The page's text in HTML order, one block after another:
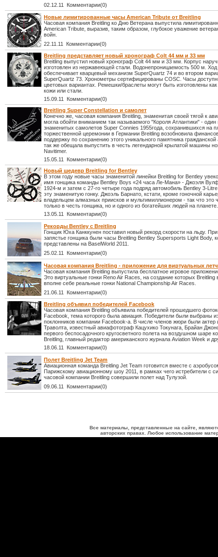
02.12.11 Комментарии(0)
Новые лимитированные часы American Tribute от Breitling
Часовая компания Breitling ко Дню Ветерана выпустила
American Tribute, выразив, таким образом, глубокое уважение
войн.
22.11.11 Комментарии(0)
Breitling представляет новый хронограф Colt 44 мм и 33 мм
Breitling выпустил новый хронограф Colt 44 мм и 33 мм. Корпус
изготовлен из нержавеющей стали. Водонепроницаемость 500 м.
обеспечивает кварцевый механизм SuperQuartz 74 и во втором
SuperQuartz 73. Хронометры сертифицированы COSC. Часы
цветовых вариантах. Ремешки/браслеты могут быть изготовлены как
кожи или стали.
15.09.11 Комментарии(0)
Breitling Super Constellation и самолет
Конечно же, часовая компания Breitling, знаменитая своей тягой к
могла обойти вниманием так называемого "Короля Атлантики" - один
знаменитых самолетов Super Connies 1955года, сохранившихся на
торжественной церемонии в Германии Breitling возобновила
поддержку по сохранению этого уникального памятника гражданской
так же обещала выпустить в честь легендарной крылатой машины
Navitimer.
15.05.11 Комментарии(0)
Новый шедевр Breitling for Bentley
В этом году новые часы знаменитой линейки Breitling for Bentley
имя гонщика команды Bentley Boys «24 часа Ле-Мана» - Джоэля
1924-м и затем с 27-го четыре года подряд автомобиль Bentley 3-
эту знаменитую гонку. Джоэль Барнато, кстати, кроме гоночной
владельцем алмазных приисков и мультимиллионером - так что это
только в честь гонщика, но и одного из богатейших людей на планете.
13.05.11 Комментарии(0)
Рекорды Bentley с Breitling
Гонщик Юха Канккунен поставил новый рекорд скорости на льду.
запястье гонщика были часы Breitling Bentley Supersports Light Body,
представлены на BaselWorld 2011.
25.02.11 Комментарии(0)
Часовая компания Breitling - приложение для виртуальных
Часовая компания Breitling выпустила бесплатное игровое
Это виртуальные гонки Reno Air Races, на создание которых Breitling
вполне себе реальные гонки National Championship Air Races.
21.06.11 Комментарии(0)
Breitling объявил победителей Facebook
Часовая компания Breitling объявила победителей прошедшего
Facebook, тема которого была авиация. Победители были выбраны
поклонников компании Facebook-а. В числе членов жюри были актер
Траволта, известный авиафотограф Кацухико Токунага, Брайан
первого беспосадочного кругосветного полета на воздушном шаре
Breitling, главный редактор американского журнала Aviation Week и
18.06.11 Комментарии(0)
Полет Breitling Jet Team
Авиационная команда Breitling Jet Team готовится вместе с
Парижскому авиационному шоу 2011, в рамках чего истребители с
часовой компании Breitling совершили полет над Тулузой.
09.06.11 Комментарии(0)
Все материалы, представленные на сайте,
авторских правах. Любое использование